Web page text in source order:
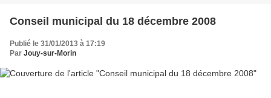
Conseil municipal du 18 décembre 2008
Publié le 31/01/2013 à 17:19
Par Jouy-sur-Morin